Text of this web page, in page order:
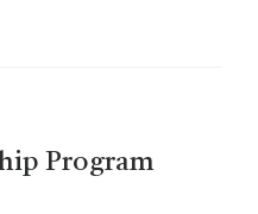
Program